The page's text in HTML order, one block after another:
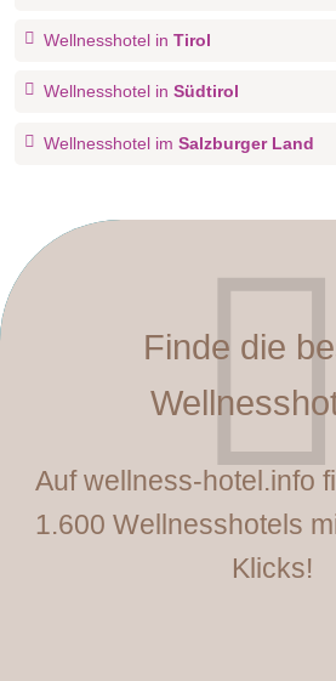
Wellnesshotel in Tirol
Wellnesshotel in Südtirol
Wellnesshotel im Salzburger Land
Finde die
Auf wellness-hotel.info
1.600 Wellnesshotels
Klicks!